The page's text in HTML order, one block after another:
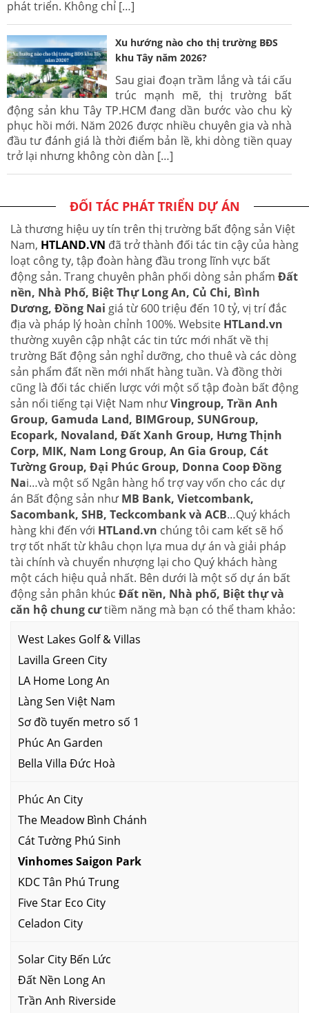
phát triển. Không chỉ […]
Xu hướng nào cho thị trường BĐS
khu Tây năm 2026?
Sau giai đoạn trầm lắng và tái cấu
trúc mạnh mẽ, thị trường bất
động sản khu Tây TP.HCM đang dần bước vào chu kỳ
phục hồi mới. Năm 2026 được nhiều chuyên gia và nhà
đầu tư đánh giá là thời điểm bản lề, khi dòng tiền quay
trở lại nhưng không còn dàn […]
ĐỐI TÁC PHÁT TRIỂN DỰ ÁN
Là thương hiệu uy tín trên thị trường bất động sản Việt
Nam, HTLAND.VN đã trở thành đối tác tin cậy của hàng
loạt công ty, tập đoàn hàng đầu trong lĩnh vực bất
động sản. Trang chuyên phân phối dòng sản phẩm Đất
nền, Nhà Phố, Biệt Thự Long An, Củ Chi, Bình
Dương, Đồng Nai giá từ 600 triệu đến 10 tỷ, vị trí đắc
địa và pháp lý hoàn chỉnh 100%. Website HTLand.vn
thường xuyên cập nhật các tin tức mới nhất về thị
trường Bất động sản nghỉ dưỡng, cho thuê và các dòng
sản phẩm đất nền mới nhất hàng tuần. Và đồng thời
cũng là đối tác chiến lược với một số tập đoàn bất động
sản nổi tiếng tại Việt Nam nhưVingroup, Trần Anh
Group, Gamuda Land, BIMGroup, SUNGroup,
Ecopark, Novaland, Đất Xanh Group, Hưng Thịnh
Corp, MIK, Nam Long Group, An Gia Group, Cát
Tường Group, Đại Phúc Group, Donna Coop Đồng
Nai…và một số Ngân hàng hổ trợ vay vốn cho các dự
án Bất động sản như MB Bank, Vietcombank,
Sacombank, SHB, Teckcombank và ACB…Quý khách
hàng khi đến với HTLand.vn chúng tôi cam kết sẽ hổ
trợ tốt nhất từ khâu chọn lựa mua dự án và giải pháp
tài chính và chuyển nhượng lại cho Quý khách hàng
một cách hiệu quả nhất. Bên dưới là một số dự án bất
động sản phân khúc Đất nền, Nhà phố, Biệt thự và
căn hộ chung cưtiềm năng mà bạn có thể tham khảo:
West Lakes Golf & Villas
Lavilla Green City
LA Home Long An
Làng Sen Việt Nam
Sơ đồ tuyến metro số 1
Phúc An Garden
Bella Villa Đức Hoà
Phúc An City
The Meadow Bình Chánh
Cát Tường Phú Sinh
Vinhomes Saigon Park
KDC Tân Phú Trung
Five Star Eco City
Celadon City
Solar City Bến Lức
Đất Nền Long An
Trần Anh Riverside